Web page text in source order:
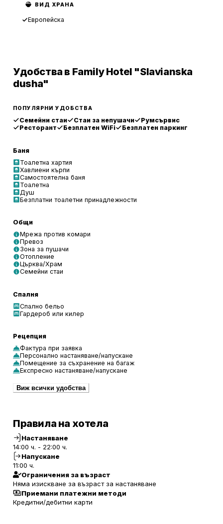
ВИД ХРАНА
Европейска
Удобства в Family Hotel "Slavianska
dusha"
ПОПУЛЯРНИ УДОБСТВА
Семейни стаи Стаи за непушачи
Румсървис
Ресторант
Безплатен WiFi Безплатен паркинг
Баня
Тоалетна хартия
Хавлиени кърпи
Самостоятелна баня
Тоалетна
Душ
Безплатни тоалетни принадлежности
Общи
Мрежа против комари
Превоз
Зона за пушачи
Отопление
Църква/Храм
Семейни стаи
Спалня
Спално бельо
Гардероб или килер
Рецепция
Фактура при заявка
Персонално настаняване/напускане
Помещение за съхранение на багаж
Експресно настаняване/напускане
Виж всички удобства
Правила на хотела
Настаняване
14:00 ч. - 22:00 ч.
Напускане
11:00 ч.
Ограничения за възраст
Няма изискване за възраст за настаняване
Приемани платежни методи
Кредитни/дебитни карти